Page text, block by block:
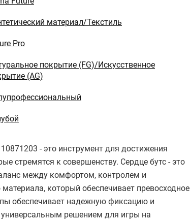
материал/Текстиль
Pro
покрытие (FG)/Искусственное
(AG)
- это инструмент для достижения
стремятся к совершенству. Сердце бутс - это
между комфортом, контролем и
который обеспечивает превосходное
обеспечивает надежную фиксацию и
решением для игры на